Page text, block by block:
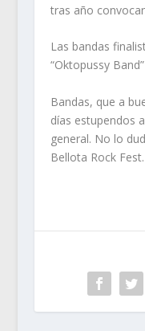
tras año
Las bandas
“Oktopussy
Bandas, que a
días estupendos
general. No lo
Bellota Rock Fest.